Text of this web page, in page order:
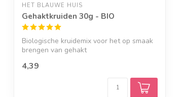
HET BLAUWE HUIS
Gehaktkruiden 30g - BIO
Biologische kruidemix voor het op smaak
brengen van gehakt
4,39